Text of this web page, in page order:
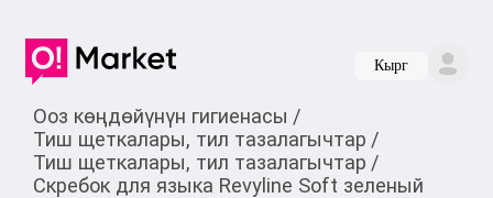
Кырг
Ооз көңдөйүнүн гигиенасы /
Тиш щеткалары, тил тазалагычтар /
Тиш щеткалары, тил тазалагычтар /
Скребок для языка Revyline Soft зеленый